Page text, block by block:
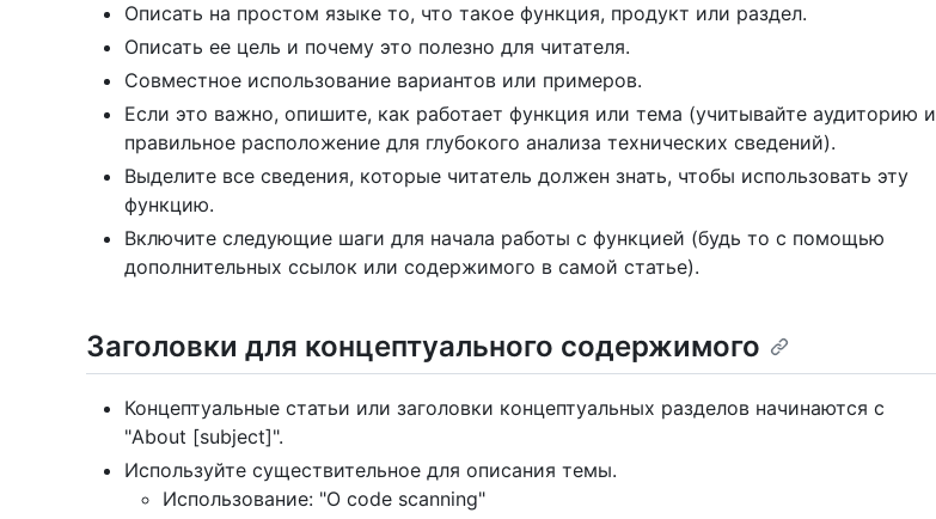
Описать на простом языке то, что такое функция, продукт или раздел.
Описать ее цель и почему это полезно для читателя.
Совместное использование вариантов или примеров.
Если это важно, опишите, как работает функция или тема (учитывайте аудиторию и
правильное расположение для глубокого анализа технических сведений).
Выделите все сведения, которые читатель должен знать, чтобы использовать эту
функцию.
Включите следующие шаги для начала работы с функцией (будь то с помощью
дополнительных ссылок или содержимого в самой статье).
Заголовки для концептуального содержимого
Концептуальные статьи или заголовки концептуальных разделов начинаются с
"About [subject]".
Используйте существительное для описания темы.
Использование: "О code scanning"